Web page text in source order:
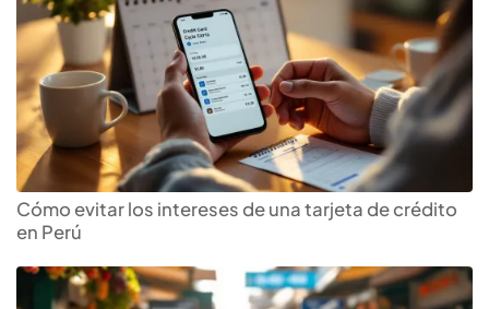
Cómo evitar los intereses de una tarjeta de crédito
en Perú